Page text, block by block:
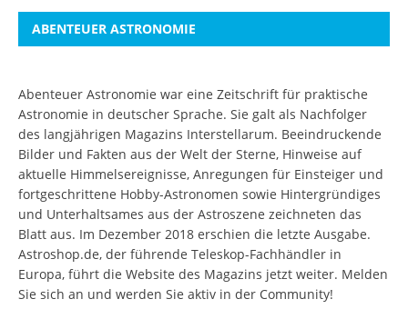
ABENTEUER ASTRONOMIE
Abenteuer Astronomie war eine Zeitschrift für praktische
Astronomie in deutscher Sprache. Sie galt als Nachfolger
des langjährigen Magazins Interstellarum. Beeindruckende
Bilder und Fakten aus der Welt der Sterne, Hinweise auf
aktuelle Himmelsereignisse, Anregungen für Einsteiger und
fortgeschrittene Hobby-Astronomen sowie Hintergründiges
und Unterhaltsames aus der Astroszene zeichneten das
Blatt aus. Im Dezember 2018 erschien die letzte Ausgabe.
Astroshop.de, der führende Teleskop-Fachhändler in
Europa, führt die Website des Magazins jetzt weiter. Melden
Sie sich an und werden Sie aktiv in der Community!